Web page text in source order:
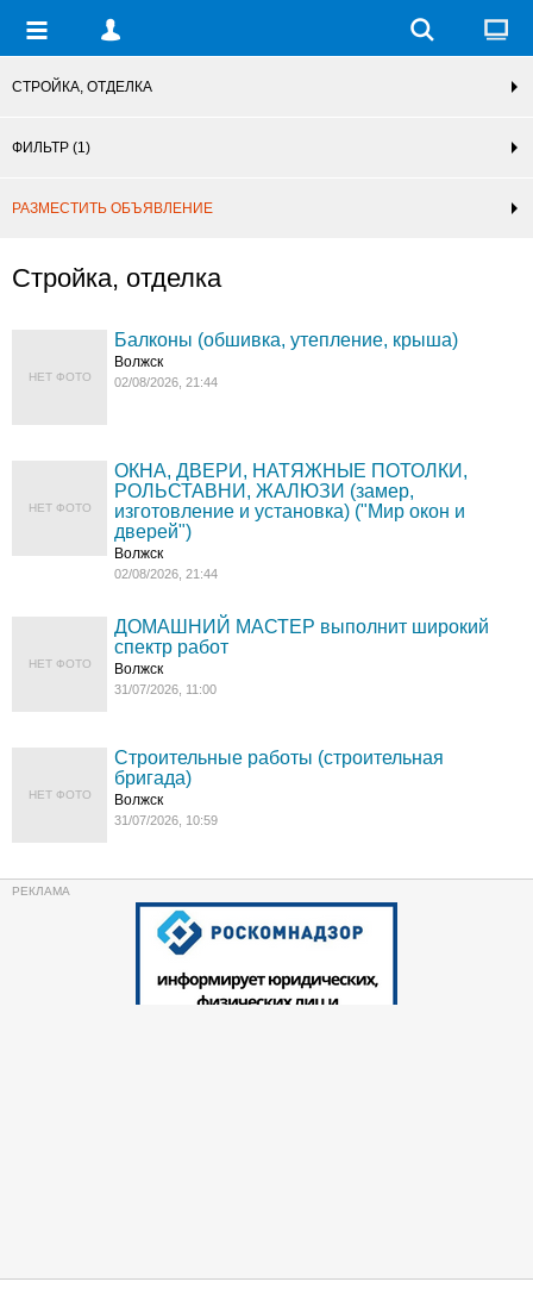
СТРОЙКА, ОТДЕЛКА
ФИЛЬТР (1)
РАЗМЕСТИТЬ ОБЪЯВЛЕНИЕ
Стройка, отделка
НЕТ ФОТО
Балконы (обшивка, утепление, крыша)
Волжск
02/08/2026, 21:44
НЕТ ФОТО
ОКНА, ДВЕРИ, НАТЯЖНЫЕ ПОТОЛКИ,
РОЛЬСТАВНИ, ЖАЛЮЗИ (замер,
изготовление и установка) ("Мир окон и
дверей")
Волжск
02/08/2026, 21:44
НЕТ ФОТО
ДОМАШНИЙ МАСТЕР выполнит широкий
спектр работ
Волжск
31/07/2026, 11:00
НЕТ ФОТО
Строительные работы (строительная
бригада)
Волжск
31/07/2026, 10:59